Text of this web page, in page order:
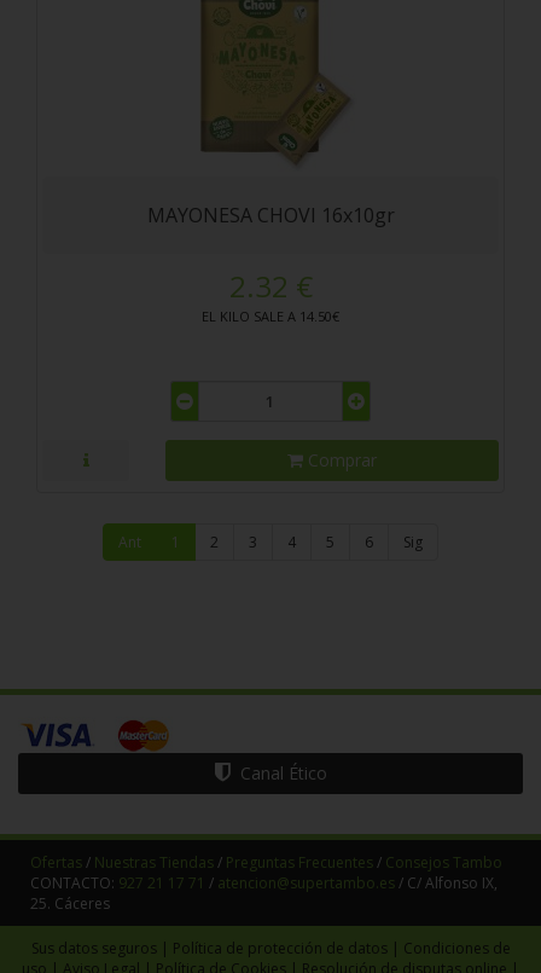
MAYONESA CHOVI 16x10gr
2.32 €
EL KILO SALE A 14.50€
Comprar
Ant 1 2 3 4 5 6 Sig
Canal Ético
Ofertas/ Nuestras Tiendas/ Preguntas Frecuentes/ Consejos Tambo
CONTACTO: 927 21 17 71 / atencion@supertambo.es/ C/ Alfonso IX,
25. Cáceres
Sus datos seguros| Política de protección de datos| Condiciones de
uso | Aviso Legal | Política de Cookies | Resolución de disputas online |